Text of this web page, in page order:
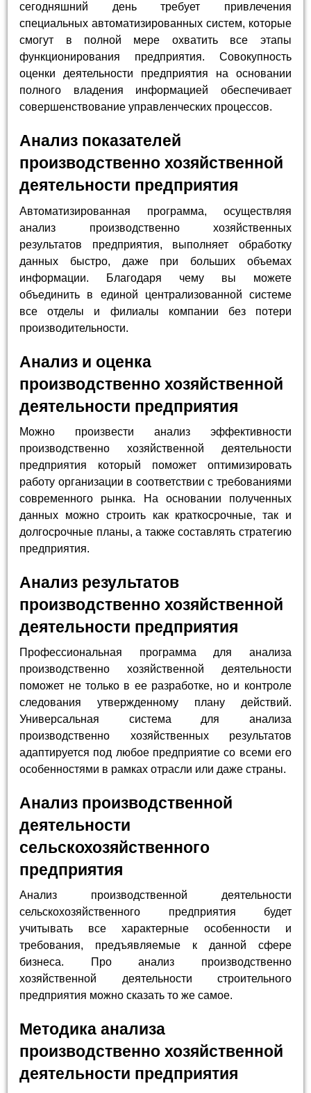
сегодняшний день требует привлечения
специальных автоматизированных систем, которые
смогут в полной мере охватить все этапы
функционирования предприятия. Совокупность
оценки деятельности предприятия на основании
полного владения информацией обеспечивает
совершенствование управленческих процессов.
Анализ показателей
производственно хозяйственной
деятельности предприятия
Автоматизированная программа, осуществляя
анализ производственно хозяйственных
результатов предприятия, выполняет обработку
данных быстро, даже при больших объемах
информации. Благодаря чему вы можете
объединить в единой централизованной системе
все отделы и филиалы компании без потери
производительности.
Анализ и оценка
производственно хозяйственной
деятельности предприятия
Можно произвести анализ эффективности
производственно хозяйственной деятельности
предприятия который поможет оптимизировать
работу организации в соответствии с требованиями
современного рынка. На основании полученных
данных можно строить как краткосрочные, так и
долгосрочные планы, а также составлять стратегию
предприятия.
Анализ результатов
производственно хозяйственной
деятельности предприятия
Профессиональная программа для анализа
производственно хозяйственной деятельности
поможет не только в ее разработке, но и контроле
следования утвержденному плану действий.
Универсальная система для анализа
производственно хозяйственных результатов
адаптируется под любое предприятие со всеми его
особенностями в рамках отрасли или даже страны.
Анализ производственной
деятельности
сельскохозяйственного
предприятия
Анализ производственной деятельности
сельскохозяйственного предприятия будет
учитывать все характерные особенности и
требования, предъявляемые к данной сфере
бизнеса. Про анализ производственно
хозяйственной деятельности строительного
предприятия можно сказать то же самое.
Методика анализа
производственно хозяйственной
деятельности предприятия